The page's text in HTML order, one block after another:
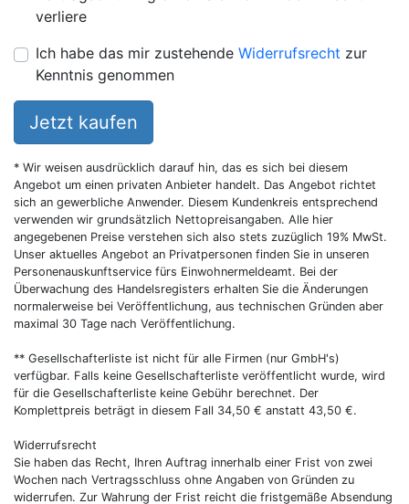
verliere
Ich habe das mir zustehende Widerrufsrecht zur
Kenntnis genommen
Jetzt kaufen
* Wir weisen ausdrücklich darauf hin, das es sich bei diesem
Angebot um einen privaten Anbieter handelt. Das Angebot richtet
sich an gewerbliche Anwender. Diesem Kundenkreis entsprechend
verwenden wir grundsätzlich Nettopreisangaben. Alle hier
angegebenen Preise verstehen sich also stets zuzüglich 19% MwSt.
Unser aktuelles Angebot an Privatpersonen finden Sie in unseren
Personenauskunftservice fürs Einwohnermeldeamt. Bei der
Überwachung des Handelsregisters erhalten Sie die Änderungen
normalerweise bei Veröffentlichung, aus technischen Gründen aber
maximal 30 Tage nach Veröffentlichung.
** Gesellschafterliste ist nicht für alle Firmen (nur GmbH's)
verfügbar. Falls keine Gesellschafterliste veröffentlicht wurde, wird
für die Gesellschafterliste keine Gebühr berechnet. Der
Komplettpreis beträgt in diesem Fall 34,50 € anstatt 43,50 €.
Widerrufsrecht
Sie haben das Recht, Ihren Auftrag innerhalb einer Frist von zwei
Wochen nach Vertragsschluss ohne Angaben von Gründen zu
widerrufen. Zur Wahrung der Frist reicht die fristgemäße Absendung